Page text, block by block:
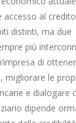
accesso al
distinti, ma due
più
di
migliorare le
e dialogare
dipende